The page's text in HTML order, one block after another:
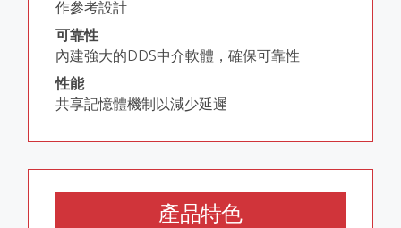
作參考設計
可靠性
內建強大的DDS中介軟體，確保可靠性
性能
共享記憶體機制以減少延遲
產品特色